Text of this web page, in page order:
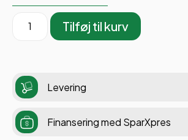
Tilføj til kurv
Levering
Finansering med SparXpres